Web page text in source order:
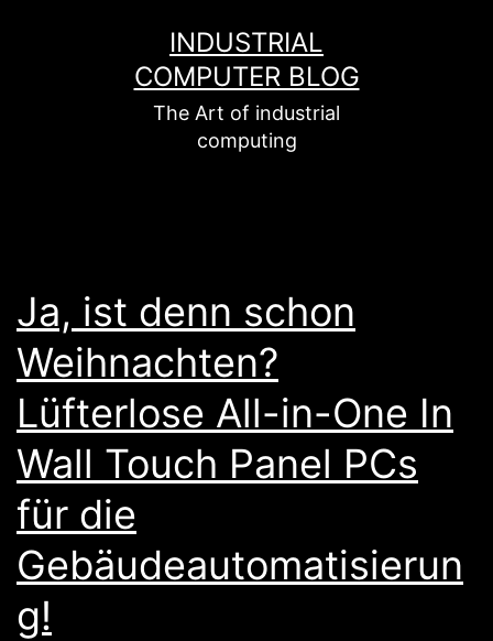
INDUSTRIAL
COMPUTER BLOG
The Art of industrial
computing
Ja, ist denn schon
Weihnachten?
Lüfterlose All-in-One In
Wall Touch Panel PCs
für die
Gebäudeautomatisierun
g!